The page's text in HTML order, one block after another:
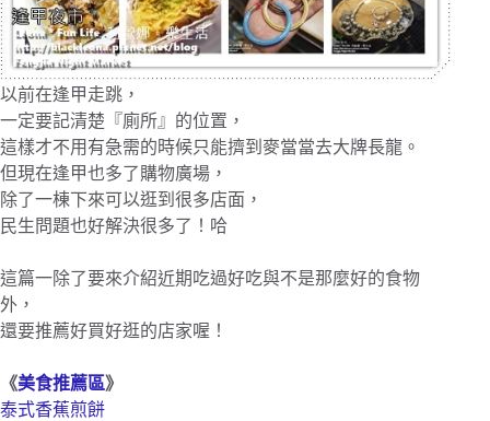
以前在逢甲走跳，
一定要記清楚『廁所』的位置，
這樣才不用有急需的時候只能擠到麥當當去大牌長龍。
但現在逢甲也多了購物廣場，
除了一棟下來可以逛到很多店面，
民生問題也好解決很多了！哈
這篇一除了要來介紹近期吃過好吃與不是那麼好的食物
外，
還要推薦好買好逛的店家喔！
《美食推薦區》
泰式香蕉煎餅